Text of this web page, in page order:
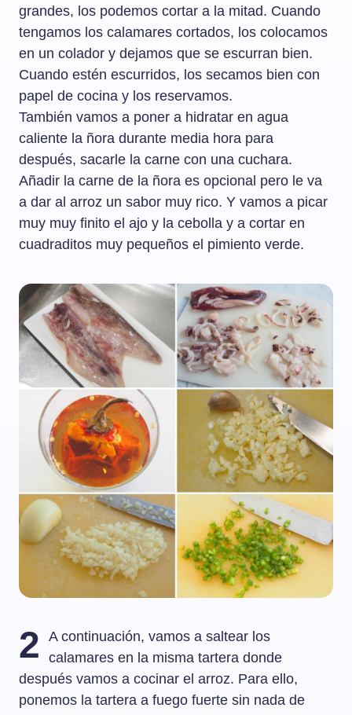
grandes, los podemos cortar a la mitad. Cuando
tengamos los calamares cortados, los colocamos
en un colador y dejamos que se escurran bien.
Cuando estén escurridos, los secamos bien con
papel de cocina y los reservamos.
También vamos a poner a hidratar en agua
caliente la ñora durante media hora para
después, sacarle la carne con una cuchara.
Añadir la carne de la ñora es opcional pero le va
a dar al arroz un sabor muy rico. Y vamos a picar
muy muy finito el ajo y la cebolla y a cortar en
cuadraditos muy pequeños el pimiento verde.
2
A continuación, vamos a saltear los
calamares en la misma tartera donde
después vamos a cocinar el arroz. Para ello,
ponemos la tartera a fuego fuerte sin nada de